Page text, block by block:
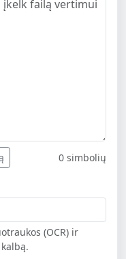
0 simbolių
(OCR) ir